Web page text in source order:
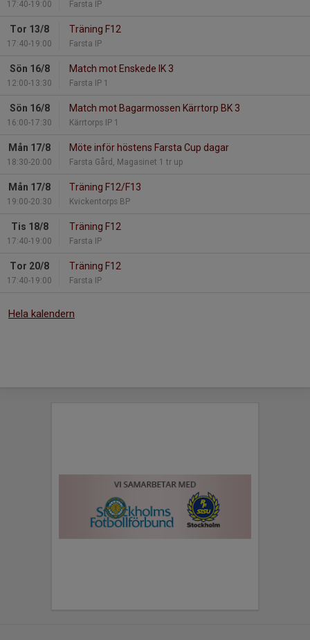
17:40-19:00 Farsta IP
Tor 13/8
17:40-19:00
Träning F12
Farsta IP
Sön 16/8
12:00-13:30
Match mot Enskede IK 3
Farsta IP 1
Sön 16/8
16:00-17:30
Match mot Bagarmossen Kärrtorp BK 3
Kärrtorps IP 1
Mån 17/8
18:30-20:00
Möte inför höstens Farsta Cup dagar
Farsta Gård, Magasinet 1 tr up
Mån 17/8
19:00-20:30
Träning F12/F13
Kvickentorps BP
Tis 18/8
17:40-19:00
Träning F12
Farsta IP
Tor 20/8
17:40-19:00
Träning F12
Farsta IP
Hela kalendern